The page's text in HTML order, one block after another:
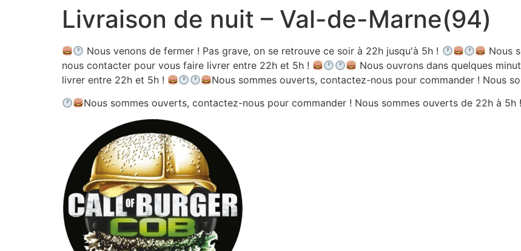
Livraison de nuit – Val-de-Marne(94)
Nous venons de fermer ! Pas grave, on se retrouve ce soir à 22h jusqu'à 5h !
Nous
nous contacter pour vous faire livrer entre 22h et 5h !
Nous ouvrons dans quelques
livrer entre 22h et 5h !
Nous sommes ouverts, contactez-nous pour commander ! Nous
Nous sommes ouverts, contactez-nous pour commander ! Nous sommes ouverts de 22h à 5h !